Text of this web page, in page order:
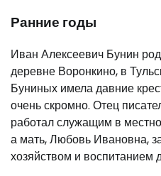
Ранние годы
Иван Алексеевич Бунин
деревне Воронкино, в
Буниных имела давние
очень скромно. Отец
работал служащим в
а мать, Любовь Ивановна,
хозяйством и воспитанием